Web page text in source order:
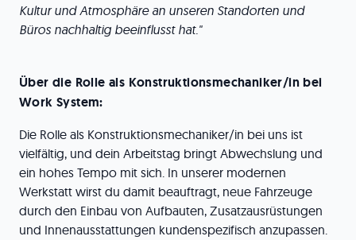
Kultur und Atmosphäre an unseren Standorten und
Büros nachhaltig beeinflusst hat."
Über die Rolle als Konstruktionsmechaniker/in bei
Work System:
Die Rolle als Konstruktionsmechaniker/in bei uns ist
vielfältig, und dein Arbeitstag bringt Abwechslung und
ein hohes Tempo mit sich. In unserer modernen
Werkstatt wirst du damit beauftragt, neue Fahrzeuge
durch den Einbau von Aufbauten, Zusatzausrüstungen
und Innenausstattungen kundenspezifisch anzupassen.